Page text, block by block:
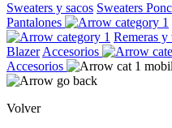
Sweaters y sacos Sweaters
Pantalones
Remeras y
Blazer Accesorios
Accesorios
Volver